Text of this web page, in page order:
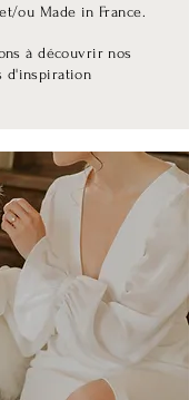
ou Made in France.
à découvrir nos
d'inspiration